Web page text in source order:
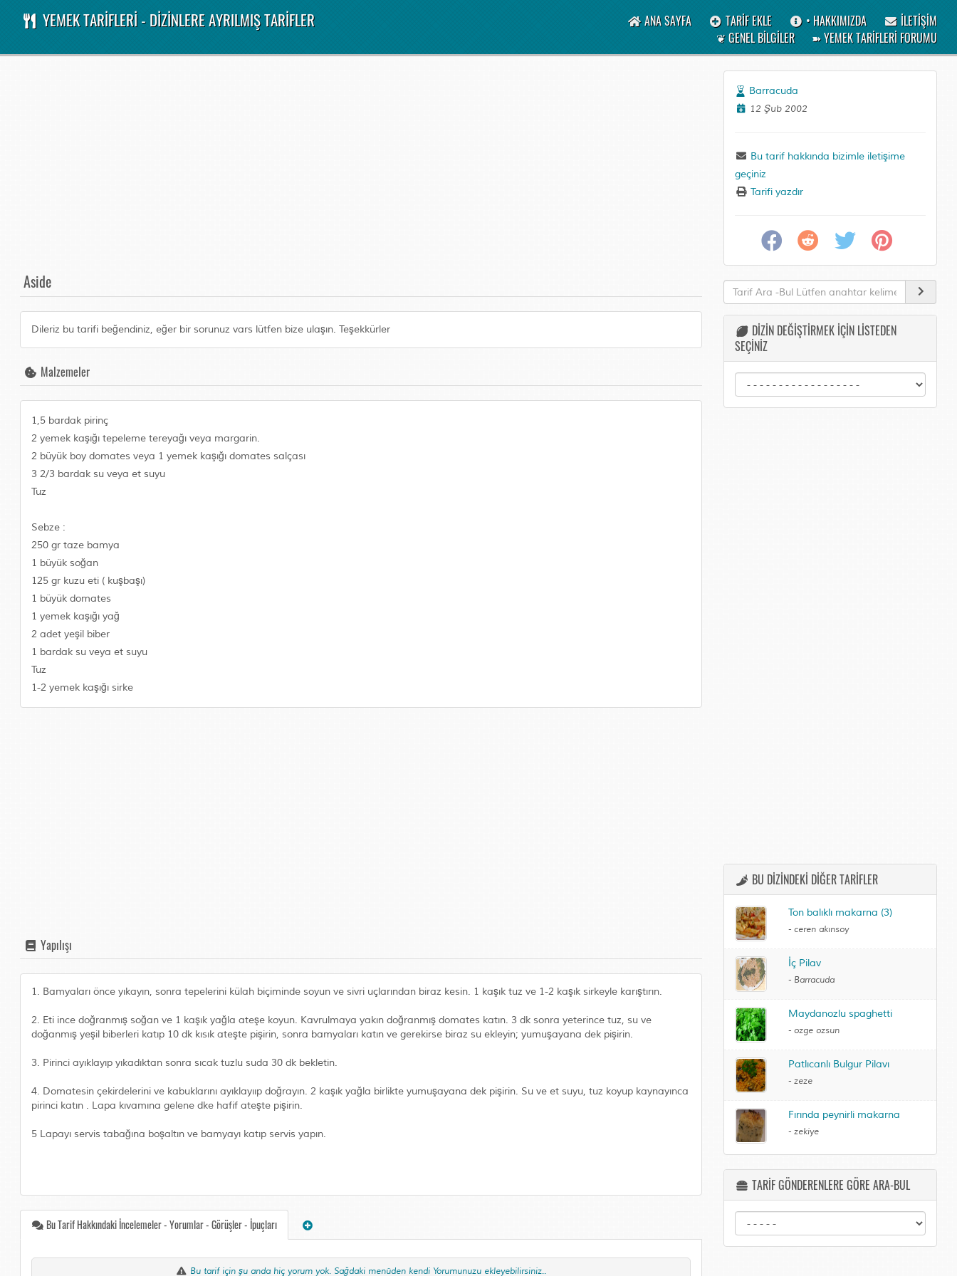
YEMEK TARİFLERİ - DİZİNLERE AYRILMIŞ TARİFLER ANA SAYFA TARİF EKLE • HAKKIMIZDA
İLETİŞİM
❦ GENEL BİLGİLER
➽ YEMEK TARİFLERİ FORUMU
Aside
Dileriz bu tarifi beğendiniz, eğer bir sorunuz vars lütfen bize ulaşın. Teşekkürler
Malzemeler
1,5 bardak pirinç
2 yemek kaşığı tepeleme tereyağı veya margarin.
2 büyük boy domates veya 1 yemek kaşığı domates salçası
3 2/3 bardak su veya et suyu
Tuz
Sebze :
250 gr taze bamya
1 büyük soğan
125 gr kuzu eti ( kuşbaşı)
1 büyük domates
1 yemek kaşığı yağ
2 adet yeşil biber
1 bardak su veya et suyu
Tuz
1-2 yemek kaşığı sirke
Yapılışı
1. Bamyaları önce yıkayın, sonra tepelerini külah biçiminde soyun ve sivri uçlarından biraz kesin. 1 kaşık tuz ve 1-2 kaşık sirkeyle karıştırın.
2. Eti ince doğranmış soğan ve 1 kaşık yağla ateşe koyun. Kavrulmaya yakın doğranmış domates katın. 3 dk sonra yeterince tuz, su ve
doğanmış yeşil biberleri katıp 10 dk kısık ateşte pişirin, sonra bamyaları katın ve gerekirse biraz su ekleyin; yumuşayana dek pişirin.
3. Pirinci ayıklayıp yıkadıktan sonra sıcak tuzlu suda 30 dk bekletin.
4. Domatesin çekirdelerini ve kabuklarını ayıklayııp doğrayın. 2 kaşık yağla birlikte yumuşayana dek pişirin. Su ve et suyu, tuz koyup kaynayınca
pirinci katın . Lapa kıvamına gelene dke hafif ateşte pişirin.
5 Lapayı servis tabağına boşaltın ve bamyayı katıp servis yapın.
Bu Tarif Hakkındaki İncelemeler - Yorumlar - Görüşler - İpuçları
Bu tarif için şu anda hiç yorum yok. Sağdaki menüden kendi Yorumunuzu ekleyebilirsiniz..
Barracuda
12 Şub 2002
Bu tarif hakkında bizimle iletişime
geçiniz
Tarifi yazdır
DİZİN DEĞİŞTİRMEK İÇİN LİSTEDEN
SEÇİNİZ
BU DİZİNDEKİ DİĞER TARİFLER
Ton balıklı makarna (3)
- ceren akınsoy
İç Pilav
- Barracuda
Maydanozlu spaghetti
- ozge ozsun
Patlıcanlı Bulgur Pilavı
- zeze
Fırında peynirli makarna
- zekiye
TARİF GÖNDERENLERE GÖRE ARA-BUL